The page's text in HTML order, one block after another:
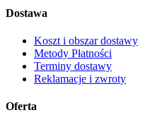
Dostawa
Koszt i obszar dostawy
Metody Płatności
Terminy dostawy
Reklamacje i zwroty
Oferta